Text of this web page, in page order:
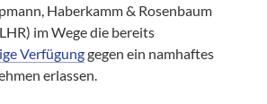
Haberkamm & Rosenbaum
im Wege die bereits
Verfügunggegen ein namhaftes
erlassen.